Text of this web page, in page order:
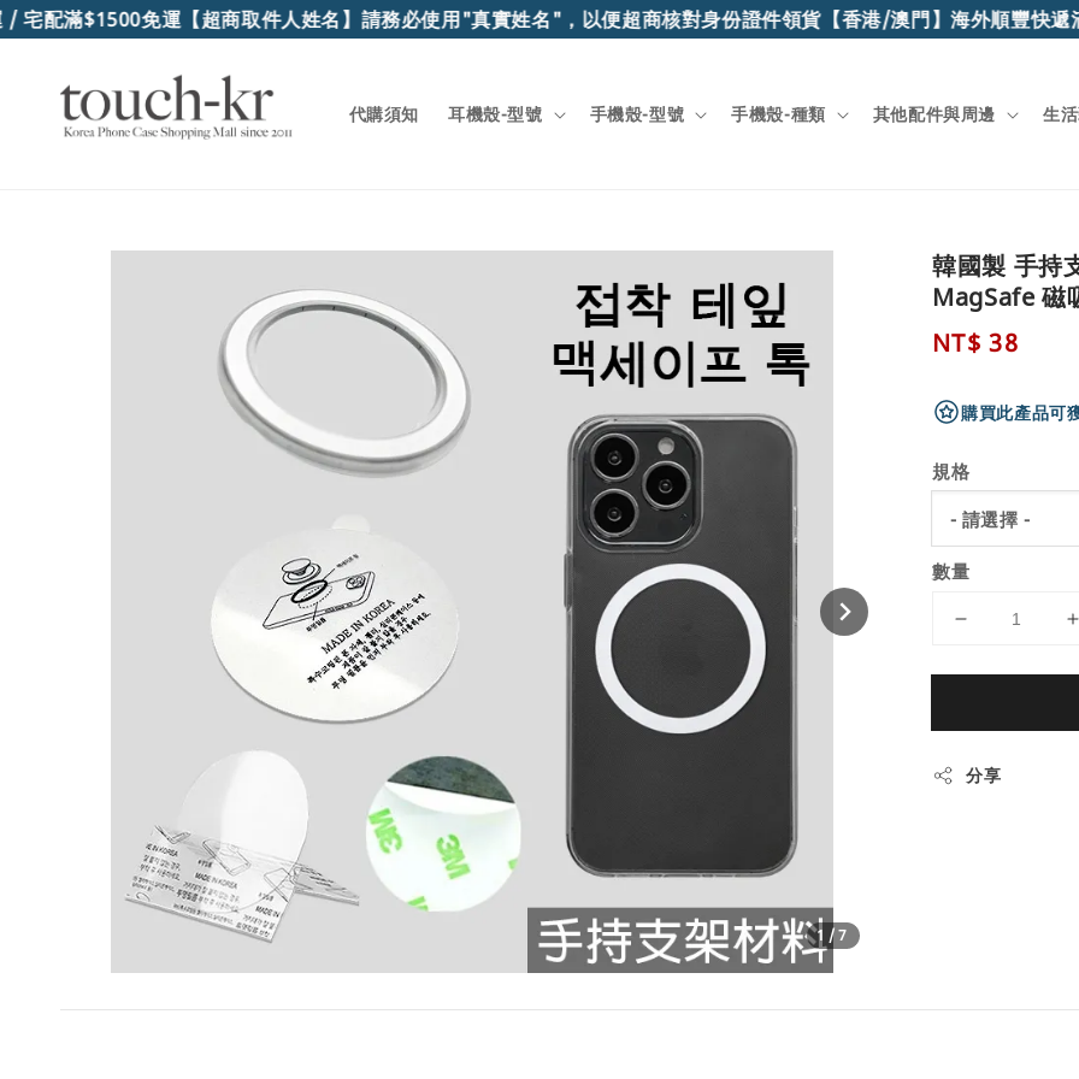
滿$1500免運【超商取件人姓名】請務必使用"真實姓名"，以便超商核對身份證件領貨【香港/澳門】海外順豐快遞滿
代購須知 耳機殼-型號 手機殼-型號 手機殼-種類 其他配件與周邊 生
1 /7
韓國製 手持
MagSafe 磁
Regular
NT$ 38
購買此產品可
規格
數量
分享